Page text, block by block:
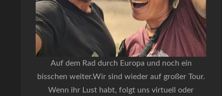
Auf dem Rad durch Europa und noch ein
bisschen weiter.Wir sind wieder auf großer Tour.
Wenn ihr Lust habt, folgt uns virtuell oder